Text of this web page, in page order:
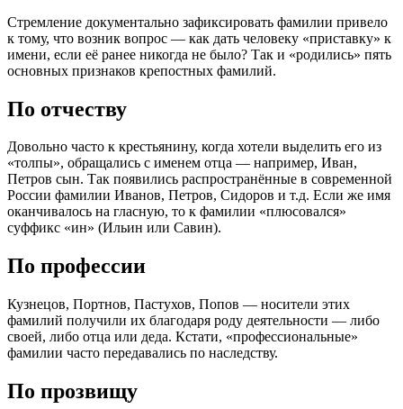
Стремление документально зафиксировать фамилии привело
к тому, что возник вопрос — как дать человеку «приставку» к
имени, если её ранее никогда не было? Так и «родились» пять
основных признаков крепостных фамилий.
По отчеству
Довольно часто к крестьянину, когда хотели выделить его из
«толпы», обращались с именем отца — например, Иван,
Петров сын. Так появились распространённые в современной
России фамилии Иванов, Петров, Сидоров и т.д. Если же имя
оканчивалось на гласную, то к фамилии «плюсовался»
суффикс «ин» (Ильин или Савин).
По профессии
Кузнецов, Портнов, Пастухов, Попов — носители этих
фамилий получили их благодаря роду деятельности — либо
своей, либо отца или деда. Кстати, «профессиональные»
фамилии часто передавались по наследству.
По прозвищу